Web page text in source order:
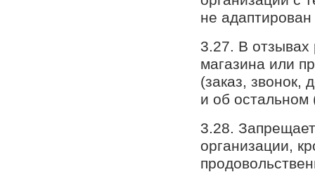
не
3.27. В отзывах
магазина или
(заказ, звонок,
и об остальном
3.28.
организации,